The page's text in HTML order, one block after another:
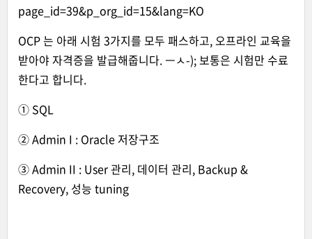
page_id=39&p_org_id=15&lang=KO
OCP 는 아래 시험 3가지를 모두 패스하고, 오프라인 교육을
받아야 자격증을 발급해줍니다. ㅡㅅ-); 보통은 시험만 수료
한다고 합니다.
① SQL
② Admin I : Oracle 저장구조
③ Admin II : User 관리, 데이터 관리, Backup &
Recovery, 성능 tuning